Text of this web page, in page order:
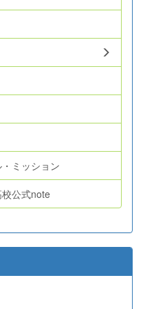
ミッション
公式note